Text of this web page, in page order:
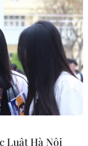
KHÚC THANH
Luật Hà Nội